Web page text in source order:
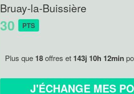
Bruay-la-Buissière
30 PTS
Plus que 18offres et 143j 10h 12min
J'ÉCHANGE MES